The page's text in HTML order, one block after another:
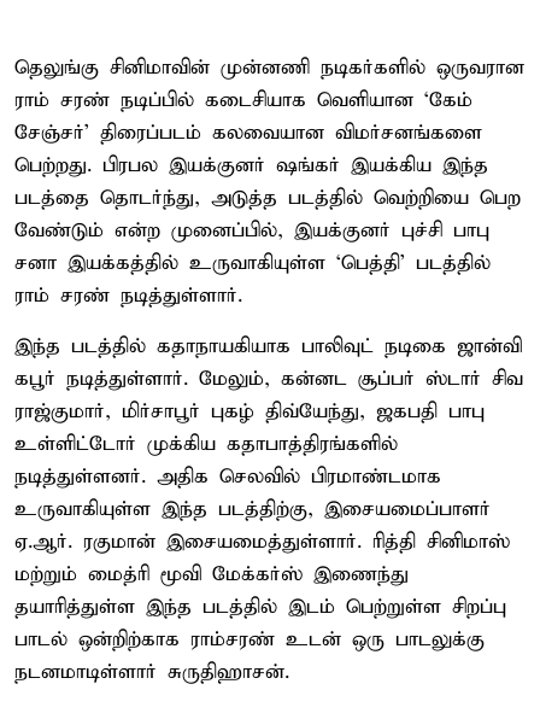
தெலுங்கு சினிமாவின் முன்னணி நடிகர்களில் ஒருவரான
ராம் சரண் நடிப்பில் கடைசியாக வெளியான ‘கேம்
சேஞ்சர்’ திரைப்படம் கலவையான விமர்சனங்களை
பெற்றது. பிரபல இயக்குனர் ஷங்கர் இயக்கிய இந்த
படத்தை தொடர்ந்து, அடுத்த படத்தில் வெற்றியை பெற
வேண்டும் என்ற முனைப்பில், இயக்குனர் புச்சி பாபு
சனா இயக்கத்தில் உருவாகியுள்ள ‘பெத்தி’ படத்தில்
ராம் சரண் நடித்துள்ளார்.
இந்த படத்தில் கதாநாயகியாக பாலிவுட் நடிகை ஜான்வி
கபூர் நடித்துள்ளார். மேலும், கன்னட சூப்பர் ஸ்டார் சிவ
ராஜ்குமார், மிர்சாபூர் புகழ் திவ்யேந்து, ஜகபதி பாபு
உள்ளிட்டோர் முக்கிய கதாபாத்திரங்களில்
நடித்துள்ளனர். அதிக செலவில் பிரமாண்டமாக
உருவாகியுள்ள இந்த படத்திற்கு, இசையமைப்பாளர்
ஏ.ஆர். ரகுமான் இசையமைத்துள்ளார். ரித்தி சினிமாஸ்
மற்றும் மைத்ரி மூவி மேக்கர்ஸ் இணைந்து
தயாரித்துள்ள இந்த படத்தில் இடம் பெற்றுள்ள சிறப்பு
பாடல் ஒன்றிற்காக ராம்சரண் உடன் ஒரு பாடலுக்கு
நடனமாடிள்ளார் சுருதிஹாசன்.